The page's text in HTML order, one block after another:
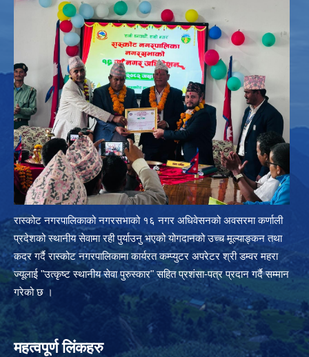
रास्कोट नगरपालिकाको नगरसभाको १६ नगर अधिवेसनको अवसरमा कर्णाली
प्रदेशको स्थानीय सेवामा रही पुर्याउनु भएको योगदानको उच्च मूल्याङ्कन तथा
कदर गर्दै रास्कोट नगरपालिकामा कार्यरत कम्प्युटर अपरेटर श्री डम्वर महरा
ज्यूलाई "उत्कृष्ट स्थानीय सेवा पुरुस्कार" सहित प्रशंसा-पत्र प्रदान गर्दै सम्मान
गरेको छ ।
महत्वपूर्ण लिंकहरु